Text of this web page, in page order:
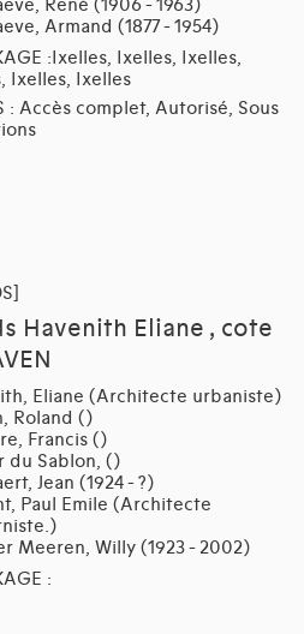
René (1906 - 1963)
Armand (1877 - 1954)
:Ixelles, Ixelles, Ixelles,
Ixelles, Ixelles
: Accès complet, Autorisé, Sous
Havenith Eliane , cote
Eliane (Architecte urbaniste)
Roland ()
Francis ()
du Sablon, ()
Jean (1924 - ?)
Paul Emile (Architecte
Meeren, Willy (1923 - 2002)
: